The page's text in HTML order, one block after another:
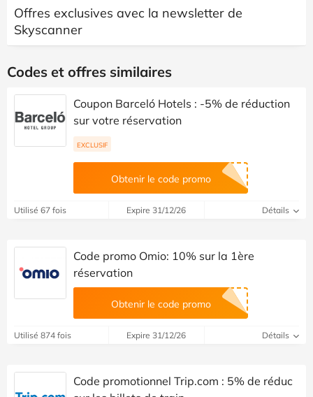
Offres exclusives avec la newsletter de
Skyscanner
Codes et offres similaires
Coupon Barceló Hotels : -5% de réduction
sur votre réservation
EXCLUSIF
Obtenir le code promo
Utilisé 67 fois Expire 31/12/26 Détails
Code promo Omio: 10% sur la 1ère
réservation
Obtenir le code promo
Utilisé 874 fois Expire 31/12/26 Détails
Code promotionnel Trip.com : 5% de réduc